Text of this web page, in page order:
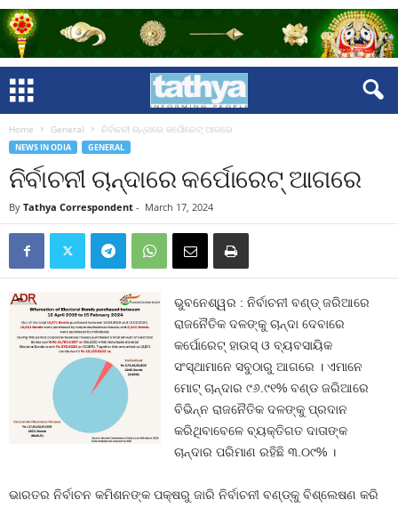
Home General ନିର୍ବାଚନୀ ଚାନ୍ଦାରେ କର୍ପୋରେଟ୍‍ ଆଗରେ
NEWS IN ODIA GENERAL
ନିର୍ବାଚନୀ ଚାନ୍ଦାରେ କର୍ପୋରେଟ୍‍ ଆଗରେ
By Tathya Correspondent - March 17, 2024
ଭୁବନେଶ୍ୱର : ନିର୍ବାଚନୀ ବଣ୍ଡ୍‍ ଜରିଆରେ
ରାଜନୈତିକ ଦଳଙ୍କୁ ଚାନ୍ଦା ଦେବାରେ
କର୍ପୋରେଟ୍‍ ହାଉସ୍‍ ଓ ବ୍ୟବସାୟିକ
ସଂସ୍ଥାମାନେ ସବୁଠାରୁ ଆଗରେ । ଏମାନେ
ମୋଟ୍‍ ଚାନ୍ଦାର ୯୬.୯୧% ବଣ୍ଡ ଜରିଆରେ
ବିଭିନ୍ନ ରାଜନୈତିକ ଦଳଙ୍କୁ ପ୍ରଦାନ
କରିଥିବାବେଳେ ବ୍ୟକ୍ତିଗତ ଦାତାଙ୍କ
ଚାନ୍ଦାର ପରିମାଣ ରହିଛି ୩.୦୯% ।
ଭାରତର ନିର୍ବାଚନ କମିଶନଙ୍କ ପକ୍ଷରୁ ଜାରି ନିର୍ବାଚନୀ ବଣ୍ଡ୍‍କୁ ବିଶ୍ଲେଷଣ କରି